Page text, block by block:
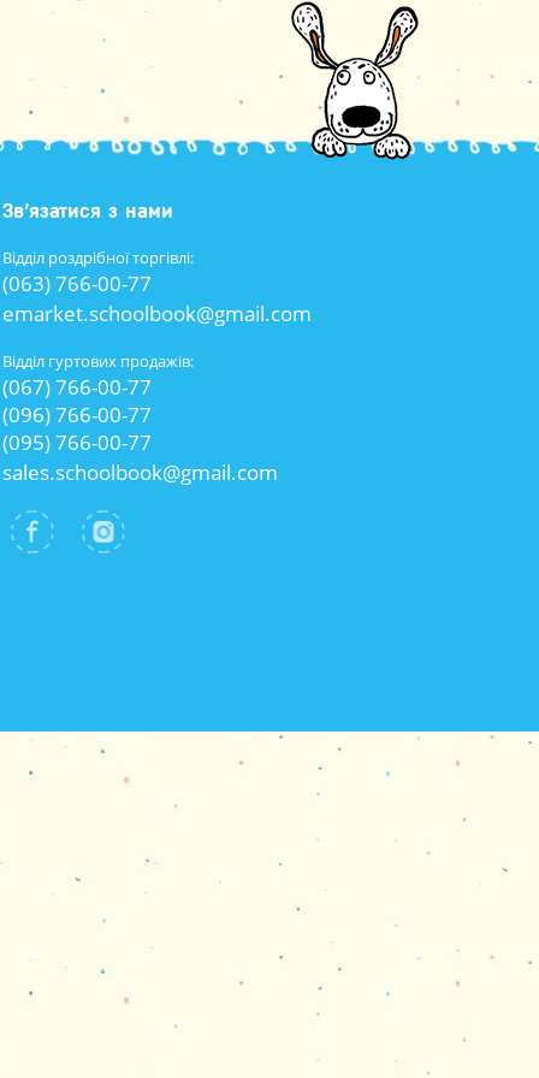
Зв’язатися з нами
Відділ роздрібної торгівлі:
(063) 766-00-77
emarket.schoolbook@gmail.com
Відділ гуртових продажів:
(067) 766-00-77
(096) 766-00-77
(095) 766-00-77
sales.schoolbook@gmail.com